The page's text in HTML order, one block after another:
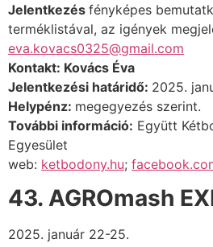
Jelentkezés fényképes
terméklistával, az igények
eva.kovacs0325@gmail.com
Kontakt: Kovács Éva
Jelentkezési határidő: 2025.
Helypénz: megegyezés szerint.
További információ: Együtt
Egyesület
web: ketbodony.hu;
43. AGROmash
2025. január 22-25.